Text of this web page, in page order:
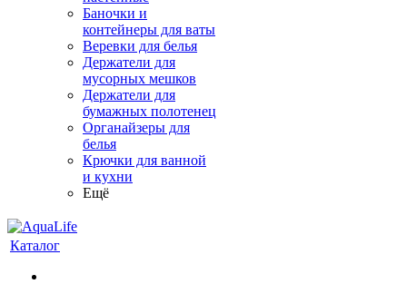
Баночки и
контейнеры для ваты
Веревки для белья
Держатели для
мусорных мешков
Держатели для
бумажных полотенец
Органайзеры для
белья
Крючки для ванной
и кухни
Ещё
Каталог